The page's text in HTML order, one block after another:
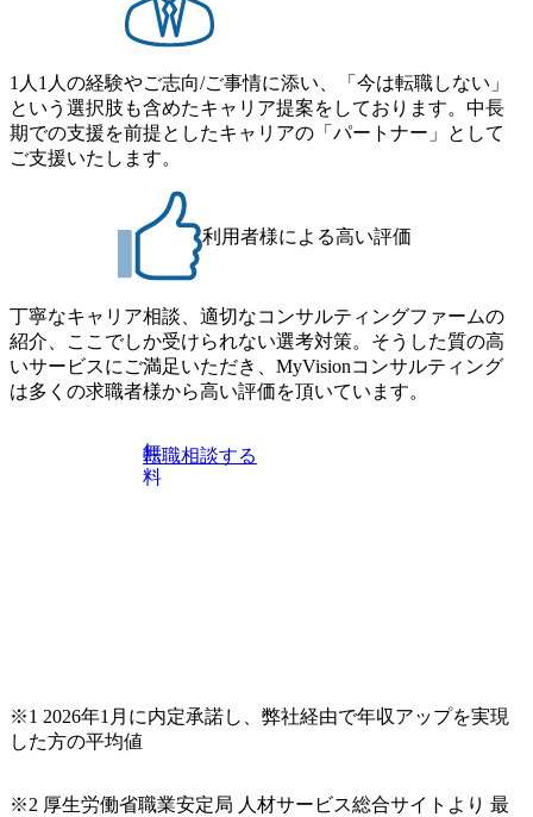
1人1人の経験やご志向/ご事情に添い、「今は転職しない」
という選択肢も含めたキャリア提案をしております。中長
期での支援を前提としたキャリアの「パートナー」として
ご支援いたします。
利用者様による高い評価
丁寧なキャリア相談、適切なコンサルティングファームの
紹介、ここでしか受けられない選考対策。そうした質の高
いサービスにご満足いただき、MyVisionコンサルティング
は多くの求職者様から高い評価を頂いています。
無
料
転職相談する
※1 2026年1月に内定承諾し、弊社経由で年収アップを実現
した方の平均値
※2 厚生労働省職業安定局 人材サービス総合サイトより 最